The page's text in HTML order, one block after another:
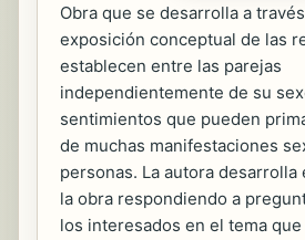
Obra que se desarrolla a
exposición conceptual de las
establecen entre las parejas
independientemente de su
sentimientos que pueden
de muchas manifestaciones
personas. La autora desarrolla
la obra respondiendo a
los interesados en el tema que